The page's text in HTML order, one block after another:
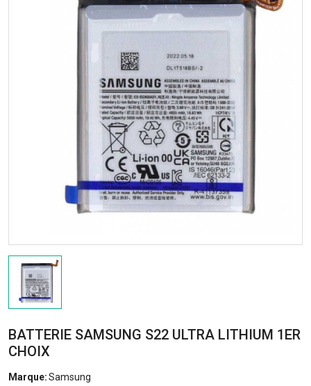
BATTERIE SAMSUNG S22 ULTRA LITHIUM 1ER
CHOIX
Marque:Samsung